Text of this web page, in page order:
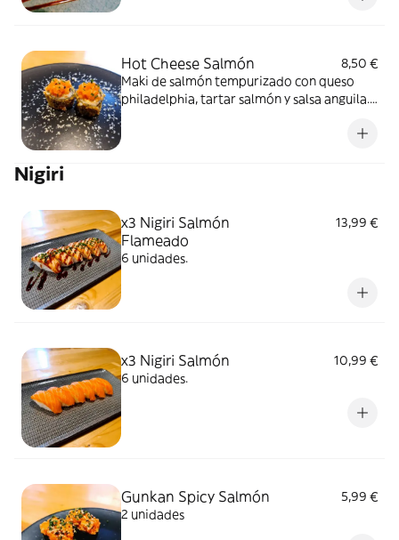
Hot Cheese Salmón
8,50 €
Maki de salmón tempurizado con queso
philadelphia, tartar salmón y salsa anguila.8
Nigiri
x3 Nigiri Salmón
Flameado
13,99 €
6 unidades.
x3 Nigiri Salmón
10,99 €
6 unidades.
Gunkan Spicy Salmón
5,99 €
2 unidades